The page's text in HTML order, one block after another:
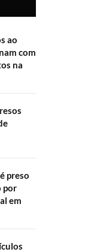
ao
com
na
preso
por
em